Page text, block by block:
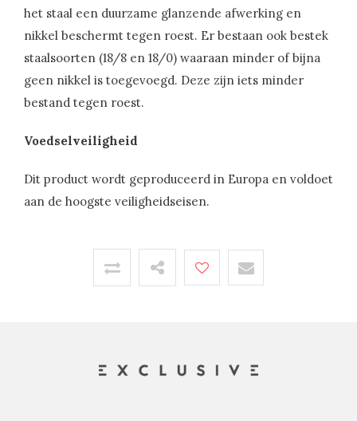
het staal een duurzame glanzende afwerking en
nikkel beschermt tegen roest. Er bestaan ook bestek
staalsoorten (18/8 en 18/0) waaraan minder of bijna
geen nikkel is toegevoegd. Deze zijn iets minder
bestand tegen roest.
Voedselveiligheid
Dit product wordt geproduceerd in Europa en voldoet
aan de hoogste veiligheidseisen.